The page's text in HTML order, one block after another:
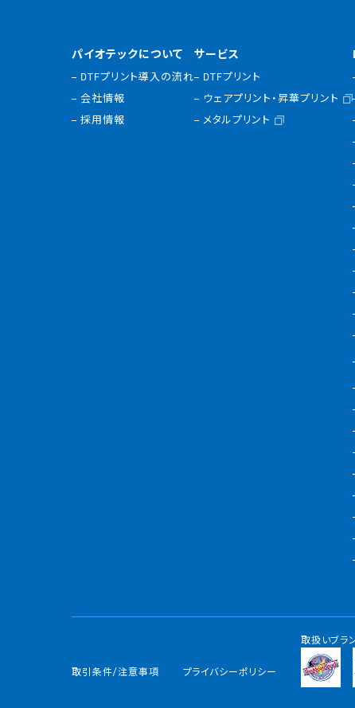
パイオテックについて
DTFプリント導入の流れ
会社情報
採用情報
サービス
DTFプリント
ウェアプリント・昇華プリント
メタルプリント
取引条件/注意事項 プライバシーポリシー
取扱いブラ